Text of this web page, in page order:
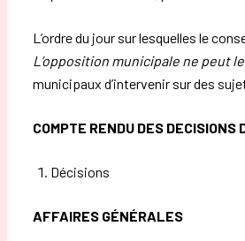
L’ordre du jour sur lesquelles le
L’opposition municipale ne peut
municipaux d’intervenir sur des
COMPTE RENDU DES DECISIONS
Décisions
AFFAIRES GÉNÉRALES